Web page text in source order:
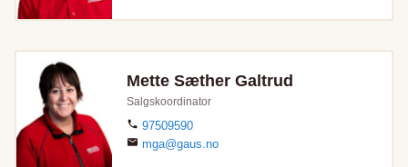
Mette Sæther Galtrud
Salgskoordinator
97509590
mga@gaus.no